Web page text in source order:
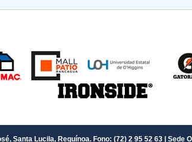
Santa Lucila, Requínoa. Fono: (72) 2 95 52 63 | Sede